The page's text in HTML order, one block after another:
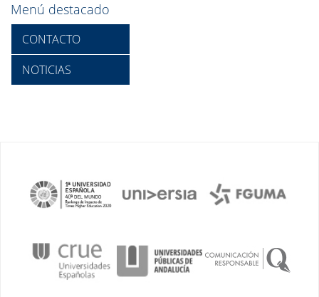
Menú destacado
CONTACTO
NOTICIAS